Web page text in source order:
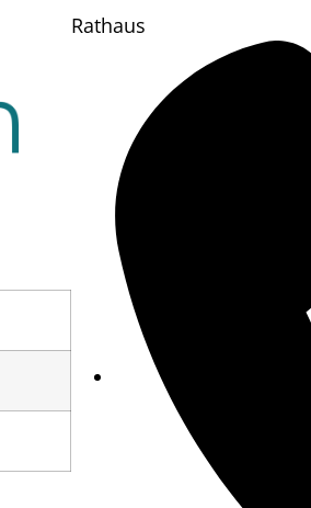
Rathaus